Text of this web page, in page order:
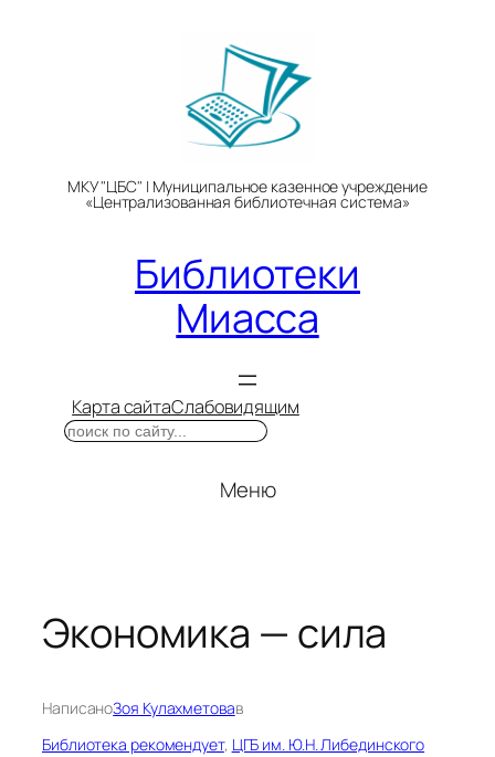
МКУ "ЦБС" | Муниципальное казенное учреждение
«Централизованная библиотечная система»
Библиотеки
Миасса
Карта сайтаСлабовидящим
Поиск
Меню
Экономика — сила
НаписаноЗоя Кулахметовав
Библиотека рекомендует, ЦГБ им. Ю.Н. Либединского